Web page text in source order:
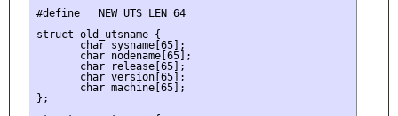
#define __NEW_UTS_LEN 64
struct old_utsname {
       char sysname[65];
       char nodename[65];
       char release[65];
       char version[65];
       char machine[65];
};